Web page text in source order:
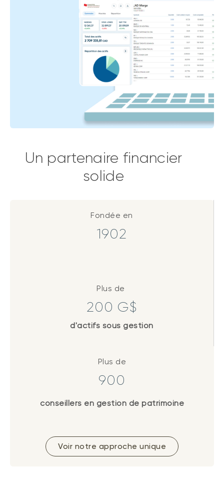
Un partenaire financier
solide
Fondée en
1902
Plus de
200 G$
d'actifs sous gestion
Plus de
900
conseillers en gestion de patrimoine
Voir notre approche unique